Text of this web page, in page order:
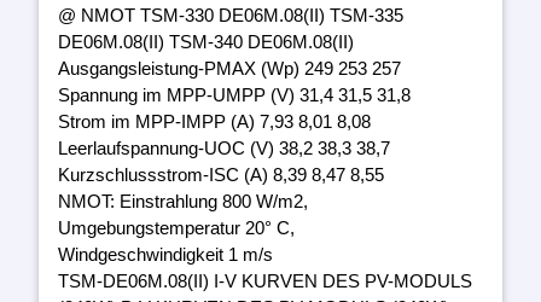
@ NMOT TSM-330 DE06M.08(II) TSM-335
DE06M.08(II) TSM-340 DE06M.08(II)
Ausgangsleistung-PMAX (Wp) 249 253 257
Spannung im MPP-UMPP (V) 31,4 31,5 31,8
Strom im MPP-IMPP (A) 7,93 8,01 8,08
Leerlaufspannung-UOC (V) 38,2 38,3 38,7
Kurzschlussstrom-ISC (A) 8,39 8,47 8,55
NMOT: Einstrahlung 800 W/m2,
Umgebungstemperatur 20° C,
Windgeschwindigkeit 1 m/s
TSM-DE06M.08(II) I-V KURVEN DES PV-MODULS